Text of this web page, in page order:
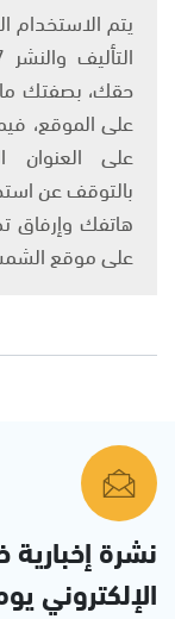
حقك، بصفتك
على الموقع،
بالتوقف عن
هاتفك وإرفاق
على موقع
نشرة
الإلكتروني